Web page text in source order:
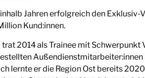
Jahren erfolgreich den Exklusiv-
Kund:innen.
2014 als Trainee mit Schwerpunkt
lernte er die Region Ost bereits